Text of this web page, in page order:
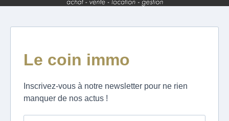
POLITIQUE DE CONFIDENTIALITÉ
GESTION DES COOKIES
MENTIONS LÉGALES